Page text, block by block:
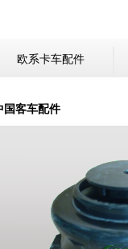
欧系卡车配件
国客车配件